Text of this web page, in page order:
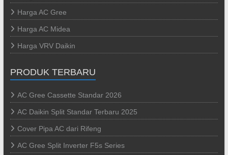
Harga AC Gree
Harga AC Midea
Harga VRV Daikin
PRODUK TERBARU
AC Gree Cassette Standar 2026
AC Daikin Split Standar Terbaru 2025
Cover Pipa AC dari Rifeng
AC Gree Split Inverter F5s Series